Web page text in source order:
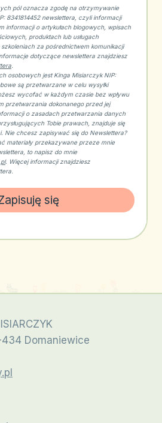
pól oznacza zgodę na otrzymywanie
8341814452 newslettera, czyli informacji
informacji o artykułach blogowych, wpisach
produktach lub usługach
za pośrednictwem komunikacji
dotyczące newslettera znajdziesz
osobowych jest Kinga Misiarczyk NIP:
są przetwarzane w celu wysyłki
wycofać w każdym czasie bez wpływu
przetwarzania dokonanego przed jej
o zasadach przetwarzania danych
Tobie prawach, znajduje się
Nie chcesz zapisywać się do Newslettera?
materiały przekazywane przeze mnie
to napisz do mnie
. Więcej informacji znajdziesz
się
Domaniewice